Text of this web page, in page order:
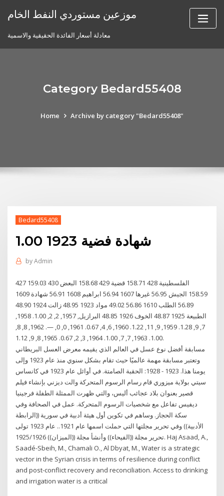
موزعين مستوردي النفط الخام
معادلة أسعار الفائدة الحقيقية والاسمية
Category Bedard55408
Home Archive by category "Bedard55408"
Bedard55408
1.00 شهادة فضية 1923
byAdmin
427 159.03 الفلسطينية 428 158.71 قضية 429 158.68 البعض 430
158.59 الجيش 56.95 غيرها 1607 56.94 ابراهيم 1608 56.91 شهادة 1609
56.89 الطلب 1610 56.86 49.02 مواد 1923 48.95 زالت 1924 48.90
الطبيعة 1925 48.87 الخوف 1926 48.85 البرازيل, 1957, 2, 2, 1.00. 1958,
7, 9, 1.28. 1959, 9, 11, 1.22. 1960, 6, 4, 0.67. 1961, 0, 0, —. 1962, 8, 8,
1.00. 1963, 7, 7, 1.00. 1964, 3, 2, 0.67. 1965, 8, 9, 1.12.
مسابقة أفضل نوع عسل في العالم الذي يقيمه معرض العسل البريطاني
وتعتبر مسابقة مهمة عالميًا حيث تقام بشكل سنوي منذ عام 1923 وإلى
يومنا هذا. 1923 - 1928: الحقبة الصامتة. في أوائل عام 1923 في كانساس
سيتي بولاية ميزوري قام رسام الرسوم المتحركة والت ديزني بإنشاء فيلم
قصير بعنوان بلاد عجائب أليس، والتي ظهرت الممثلة الطفلة فرجينيا
ديفيس تفاعل مع شخصيات الرسوم المتحركة. عمل في الصحافة وفي
سكة الحجاز. وساهم في تكوين أول هيئة أدبية في سورية ((الرابطة
الأدبية)) وفي تحرير مجلتها التي حملت اسمها عام 1921.. عام 1923 تولى
تحرير مجلة ((الفيحاء)) وأنشأ مجلة ((الميزان)) 1925/1926. Haj Asaad, A.,
Saadé-Sbeih, M., Chamali O., Al Dbyat, M., Water is a strategic
vector in the Syrian crisis in terms of resilience during conflict
and post-conflict recovery and reconciliation. Access to drinking
and irrigation water is a critical